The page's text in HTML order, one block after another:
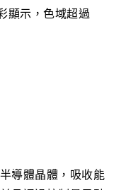
顯示，色域超過
導體晶體，吸收能